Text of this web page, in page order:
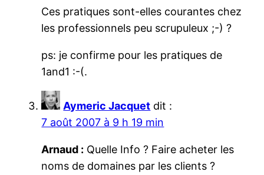
Ces pratiques sont-elles courantes chez
les professionnels peu scrupuleux ;-) ?
ps: je confirme pour les pratiques de
1and1 :-(.
Aymeric Jacquet dit :
7 août 2007 à 9 h 19 min
Arnaud : Quelle Info ? Faire acheter les
noms de domaines par les clients ?